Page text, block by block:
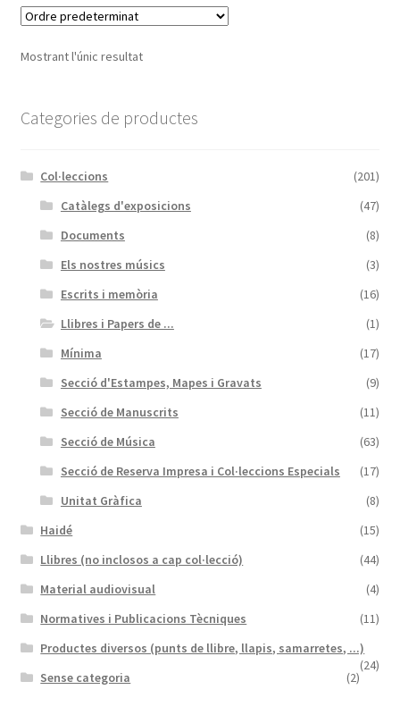
Mostrant l'únic resultat
Categories de productes
Col·leccions
(201)
Catàlegs d'exposicions
(47)
Documents
(8)
Els nostres músics
(3)
Escrits i memòria
(16)
Llibres i Papers de ...
(1)
Mínima
(17)
Secció d'Estampes, Mapes i Gravats
(9)
Secció de Manuscrits
(11)
Secció de Música
(63)
Secció de Reserva Impresa i Col·leccions Especials
(17)
Unitat Gràfica
(8)
Haidé
(15)
Llibres (no inclosos a cap col·lecció)
(44)
Material audiovisual
(4)
Normatives i Publicacions Tècniques
(11)
Productes diversos (punts de llibre, llapis, samarretes, ...)
(24)
Sense categoria (2)